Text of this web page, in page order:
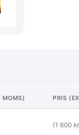
MOMS) PRIS
(1 600